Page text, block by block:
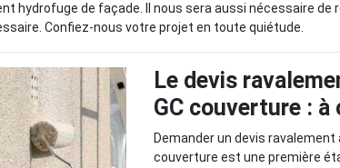
hydrofuge de façade. Il nous sera aussi nécessaire de
Confiez-nous votre projet en toute quiétude.
Le devis
GC couverture :
Demander un devis ravalement
couverture est une première